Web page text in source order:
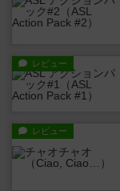
レビュー
レビュー